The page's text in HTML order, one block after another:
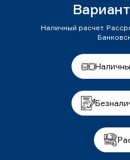
Наличный расчет.